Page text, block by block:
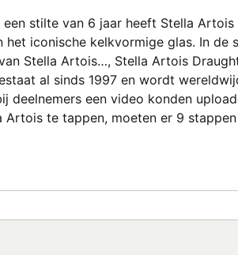
stilte van 6 jaar heeft Stella
iconische kelkvormige glas. In de
Stella Artois…, Stella Artois
al sinds 1997 en wordt
deelnemers een video konden
te tappen, moeten er 9